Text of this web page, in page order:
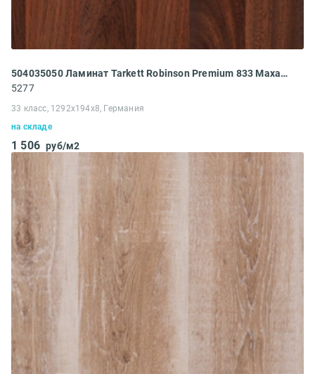
504035050 Ламинат Tarkett Robinson Premium 833 Махагони
5277
33 класс, 1292x194x8, Германия
на складе
1 506 руб/м2